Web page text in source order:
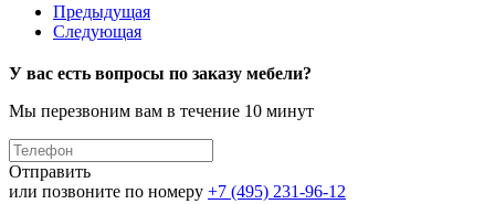
Предыдущая
Следующая
У вас есть вопросы по заказу мебели?
Мы перезвоним вам в течение 10 минут
Отправить
или позвоните по номеру +7 (495) 231-96-12